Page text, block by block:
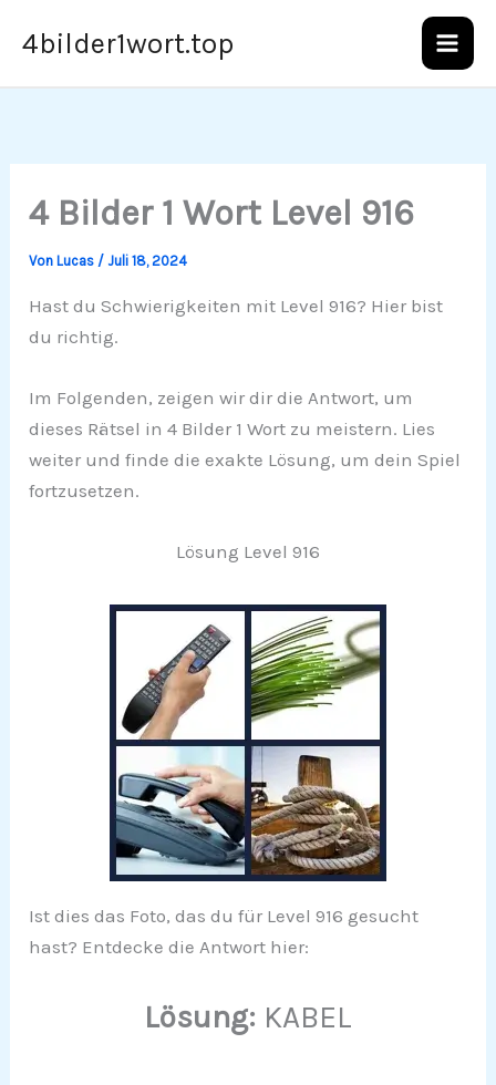
Inhalt
4bilder1wort.top
4 Bilder 1 Wort Level 916
VonLucas /Juli 18, 2024
Hast du Schwierigkeiten mit Level 916? Hier bist
du richtig.
Im Folgenden, zeigen wir dir die Antwort, um
dieses Rätsel in 4 Bilder 1 Wort zu meistern. Lies
weiter und finde die exakte Lösung, um dein Spiel
fortzusetzen.
Lösung Level 916
Ist dies das Foto, das du für Level 916 gesucht
hast? Entdecke die Antwort hier:
Lösung: KABEL